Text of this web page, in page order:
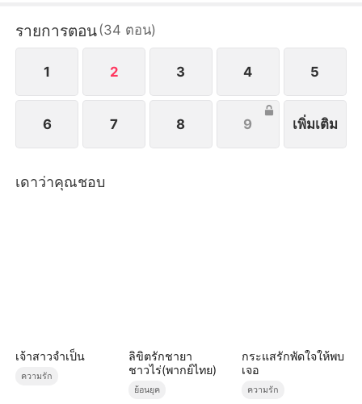
รายการตอน(34 ตอน)
1 2 3 4 5
6 7 8 9 เพิ่มเติม
เดาว่าคุณชอบ
เจ้าสาวจำเป็น
ความรัก
ลิขิตรักชายา
ชาวไร่(พากย์ไทย)
ย้อนยุค
กระแสรักพัดใจให้พบ
เจอ
ความรัก